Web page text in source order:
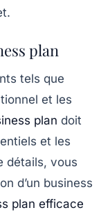
plan
tels que
et les
plan doit
et les
détails, vous
d’un business
plan efficace